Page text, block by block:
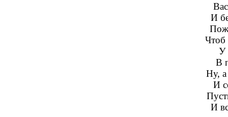
И
Чтоб
У
В
Ну, а
И
И